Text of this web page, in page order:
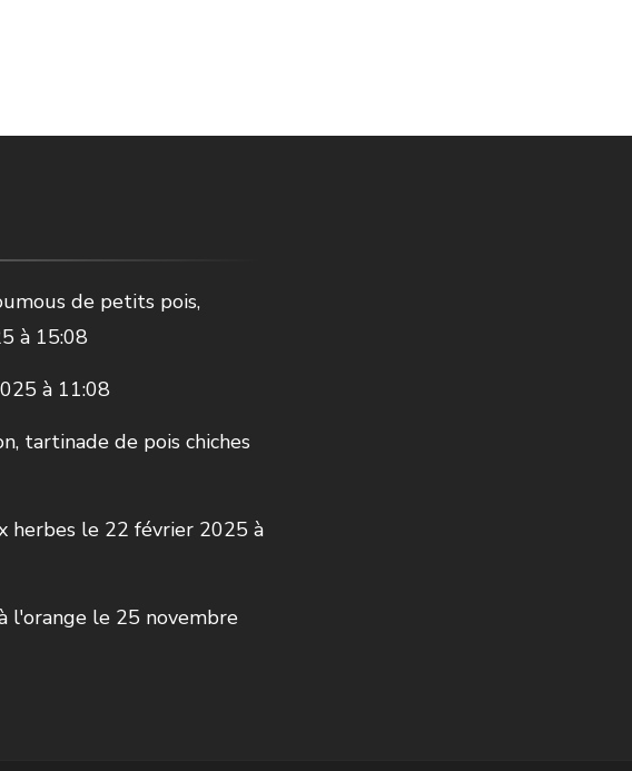
de petits pois,
à 15:08
à 11:08
tartinade de pois chiches
herbes le 22 février 2025 à
l'orange le 25 novembre